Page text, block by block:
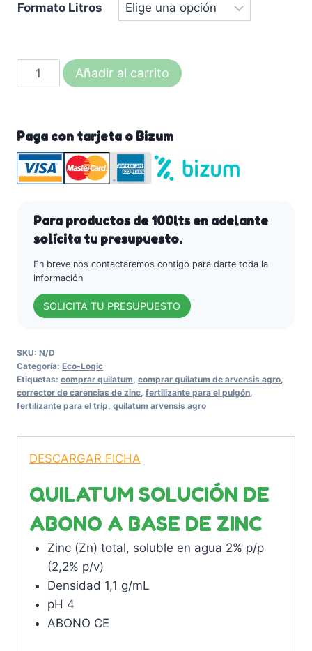
Formato Litros
QUILATUM
(Abono
de
Zinc)
-
Agro.
cantidad
Añadir al carrito
Paga con tarjeta o Bizum
Para productos de 100lts en adelante
solícita tu presupuesto.
En breve nos contactaremos contigo para darte toda la
información
SOLICITA TU PRESUPUESTO
SKU: N/D
Categoría: Eco-Logic
Etiquetas: comprar quilatum comprar quilatum de arvensis agro
corrector de carencias de zinc fertilizante para el pulgón
fertilizante para el trip quilatum arvensis agro
DESCARGAR FICHA
QUILATUM SOLUCIÓN DE
ABONO A BASE DE ZINC
Zinc (Zn) total, soluble en agua 2% p/p
(2,2% p/v)
Densidad 1,1 g/mL
pH 4
ABONO CE